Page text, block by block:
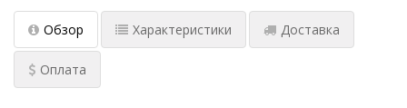
Обзор Характеристики Доставка
Оплата